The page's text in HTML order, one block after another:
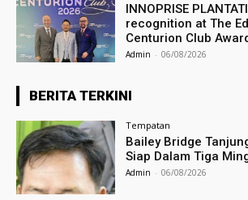
INNOPRISE
recognition at The
Centurion Club
Admin - 06/08/2026
BERITA TERKINI
Tempatan
Bailey Bridge
Siap Dalam Tiga
Admin - 06/08/2026